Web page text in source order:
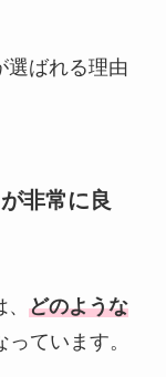
選ばれる理由
非常に良
どのような
っています。